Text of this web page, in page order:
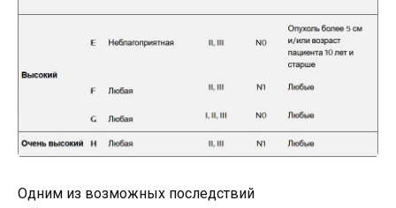
Одним из возможных последствий